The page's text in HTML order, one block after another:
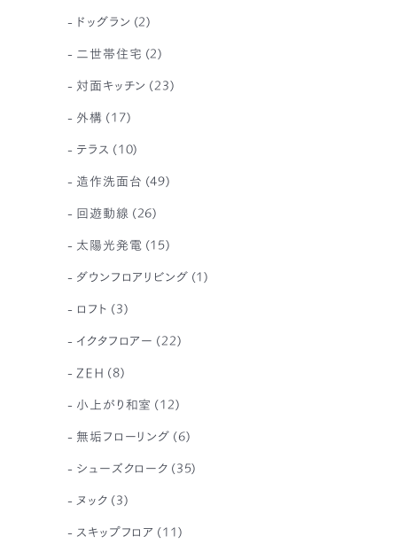
ドッグラン (2)
二世帯住宅 (2)
対面キッチン (23)
外構 (17)
テラス (10)
造作洗面台 (49)
回遊動線 (26)
太陽光発電 (15)
ダウンフロアリビング (1)
ロフト (3)
イクタフロアー (22)
ZEH (8)
小上がり和室 (12)
無垢フローリング (6)
シューズクローク (35)
ヌック (3)
スキップフロア (11)